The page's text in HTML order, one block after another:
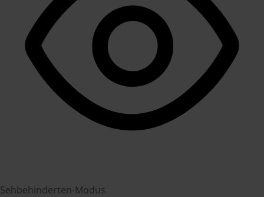
Sehbehinderten-Modus